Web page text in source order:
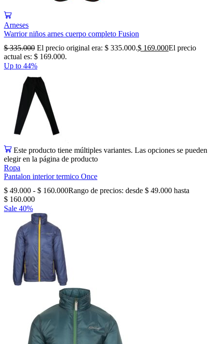
Arneses
Warrior niños arnes cuerpo completo Fusion
$335.000 El precio original era: $ 335.000.$ 169.000El precio
actual es: $ 169.000.
Up to 44%
Este producto tiene múltiples variantes. Las opciones se pueden
elegir en la página de producto
Ropa
Pantalon interior termico Once
$ 49.000 - $ 160.000Rango de precios: desde $ 49.000 hasta
$ 160.000
Sale 40%